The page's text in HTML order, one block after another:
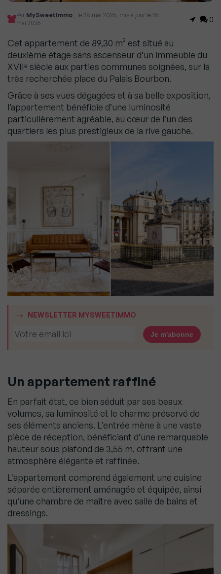
Par MySweetImmo , le 28 mai 2026, mis à jour le 26
mai 2026
0
Cet appartement de 89,30 m² est situé au
deuxième étage sans ascenseur d’un immeuble du
XVIIᵉ siècle aux parties communes soignées, sur la
très recherchée place du Palais Bourbon.
Grâce à ses vues dégagées et à sa belle exposition,
l’appartement bénéficie d’une luminosité
particulièrement agréable, au cœur de l’un des
quartiers les plus prestigieux de la rive gauche.
NEWSLETTER MYSWEETIMMO
Un appartement raffiné
En parfait état, ce bien séduit par ses beaux
volumes, sa luminosité et le charme préservé de
ses éléments anciens. L’entrée mène à une vaste
pièce de réception, bénéficiant d’une remarquable
hauteur sous plafond de 3,55 m, offrant une
atmosphère élégante et raffinée.
L’appartement comprend également une cuisine
séparée entièrement aménagée et équipée, ainsi
qu’une chambre de maître avec salle de bains et
dressings.